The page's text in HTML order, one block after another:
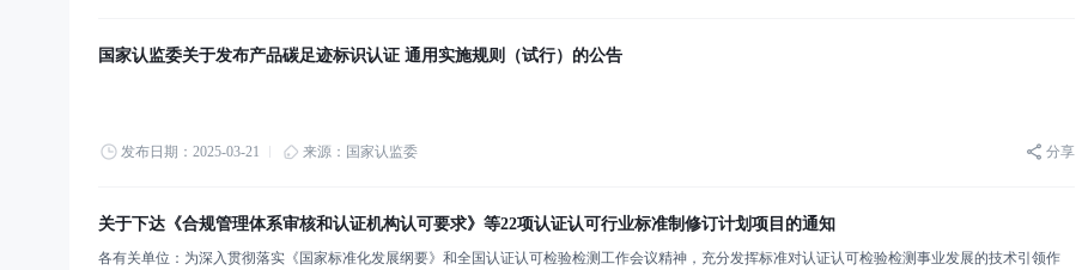
国家认监委关于发布产品碳足迹标识认证 通用实施规则（试行）的公告
发布日期：2025-03-21 来源：国家认监委 分享
关于下达《合规管理体系审核和认证机构认可要求》等22项认证认可行业标准制修订计划项目的通知
各有关单位：为深入贯彻落实《国家标准化发展纲要》和全国认证认可检验检测工作会议精神，充分发挥标准对认证认可检验检测事业发展的技术引领作